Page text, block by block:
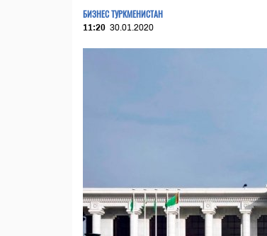
БИЗНЕС ТУРКМЕНИСТАН
11:20 30.01.2020